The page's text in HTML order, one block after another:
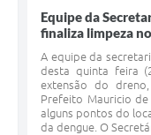
Equipe da
finaliza limpeza
A equipe da
desta quinta feira
extensão do
Prefeito Mauricio
alguns pontos do
da dengue. O